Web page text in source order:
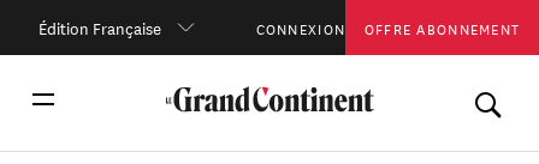
Édition Française CONNEXION OFFRE ABONNEMENT